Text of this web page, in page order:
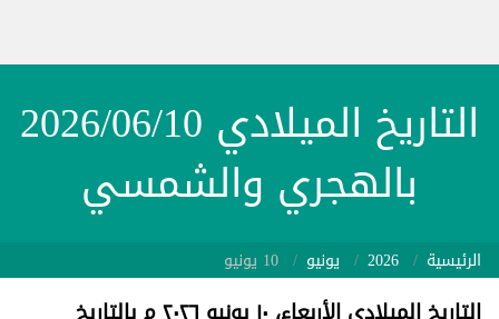
التاريخ الميلادي 2026/06/10
بالهجري والشمسي
الرئيسية 2026 يونيو 10 يونيو